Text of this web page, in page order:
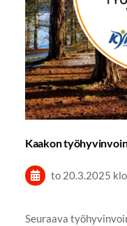
Kaakon
to 20.3.2025
Seuraava